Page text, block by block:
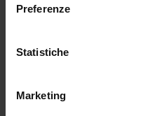
Preferenze
Statistiche
Marketing
riceverefattura o ricevuta
inserisci tutti i dati fiscali
l’Ordine. Verifica in
IVA e, quando richiesti, il
PEC.